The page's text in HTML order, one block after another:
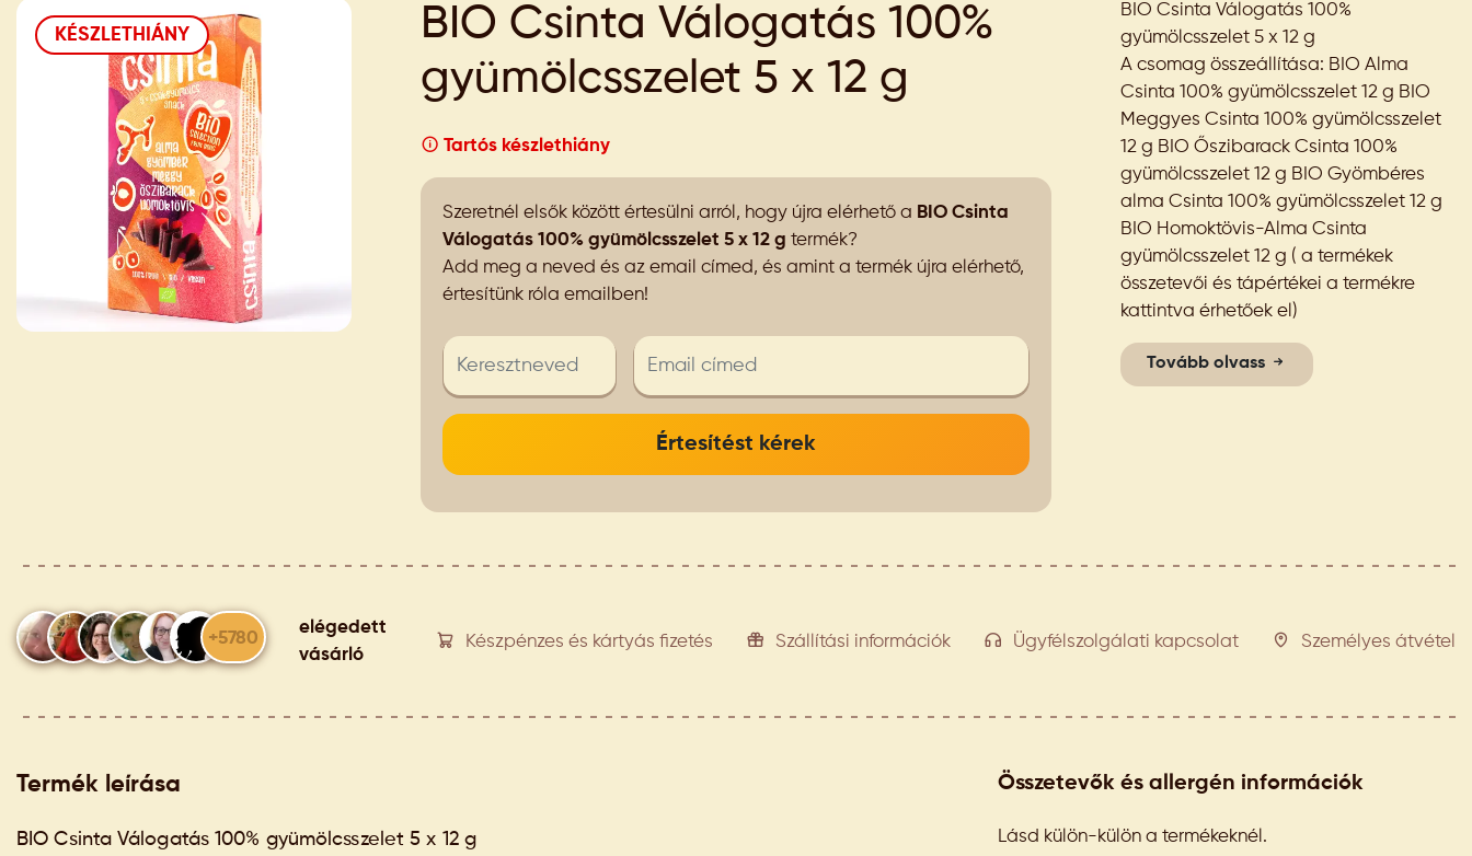
KÉSZLETHIÁNY
BIO Csinta Válogatás 100%
gyümölcsszelet 5 x 12 g
Tartós készlethiány
Szeretnél elsők között értesülni arról, hogy újra elérhető a BIO Csinta
Válogatás 100% gyümölcsszelet 5 x 12 g termék?
Add meg a neved és az email címed, és amint a termék újra elérhető,
értesítünk róla emailben!
Értesítést kérek
BIO Csinta Válogatás 100%
gyümölcsszelet 5 x 12 g
A csomag összeállítása: BIO Alma
Csinta 100% gyümölcsszelet 12 g BIO
Meggyes Csinta 100% gyümölcsszelet
12 g BIO Őszibarack Csinta 100%
gyümölcsszelet 12 g BIO Gyömbéres
alma Csinta 100% gyümölcsszelet 12 g
BIO Homoktövis-Alma Csinta
gyümölcsszelet 12 g ( a termékek
összetevői és tápértékei a termékre
kattintva érhetőek el)
Tovább olvass
+5780
elégedett
vásárló
Készpénzes és kártyás fizetés Szállítási információk Ügyfélszolgálati kapcsolat Személyes átvétel
Termék leírása
BIO Csinta Válogatás 100% gyümölcsszelet 5 x 12 g
Összetevők és allergén információk
Lásd külön-külön a termékeknél.